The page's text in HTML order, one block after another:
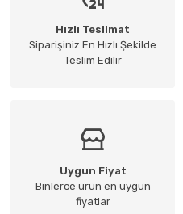
Hızlı Teslimat
Siparişiniz En Hızlı Şekilde
Teslim Edilir
Uygun Fiyat
Binlerce ürün en uygun
fiyatlar